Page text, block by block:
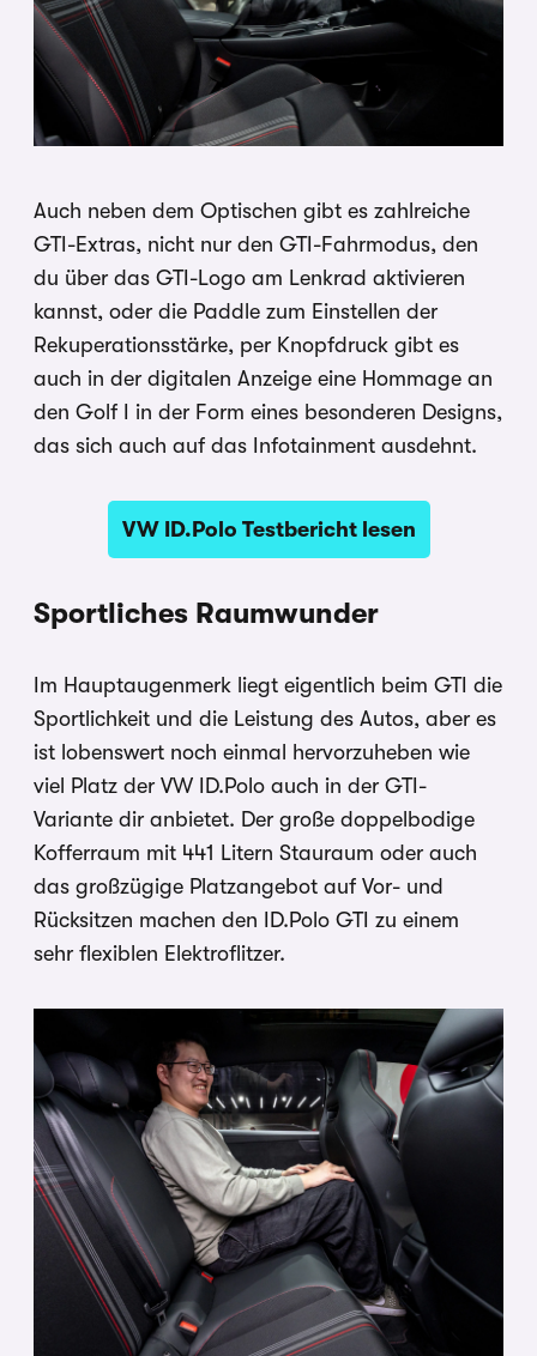
Auch neben dem Optischen gibt es zahlreiche
GTI-Extras, nicht nur den GTI-Fahrmodus, den
du über das GTI-Logo am Lenkrad aktivieren
kannst, oder die Paddle zum Einstellen der
Rekuperationsstärke, per Knopfdruck gibt es
auch in der digitalen Anzeige eine Hommage an
den Golf I in der Form eines besonderen Designs,
das sich auch auf das Infotainment ausdehnt.
VW ID.Polo Testbericht lesen
Sportliches Raumwunder
Im Hauptaugenmerk liegt eigentlich beim GTI die
Sportlichkeit und die Leistung des Autos, aber es
ist lobenswert noch einmal hervorzuheben wie
viel Platz der VW ID.Polo auch in der GTI-
Variante dir anbietet. Der große doppelbodige
Kofferraum mit 441 Litern Stauraum oder auch
das großzügige Platzangebot auf Vor- und
Rücksitzen machen den ID.Polo GTI zu einem
sehr flexiblen Elektroflitzer.